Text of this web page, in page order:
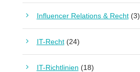
Influencer Relations & Recht(3)
IT-Recht(24)
IT-Richtlinien (18)